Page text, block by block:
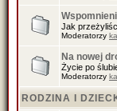
Jak
Moderatorzy
Na nowej
Życie po
Moderatorzy
RODZINA I